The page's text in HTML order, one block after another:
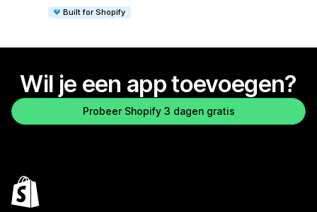
Built for Shopify
Wil je een app toevoegen?
Probeer Shopify 3 dagen gratis